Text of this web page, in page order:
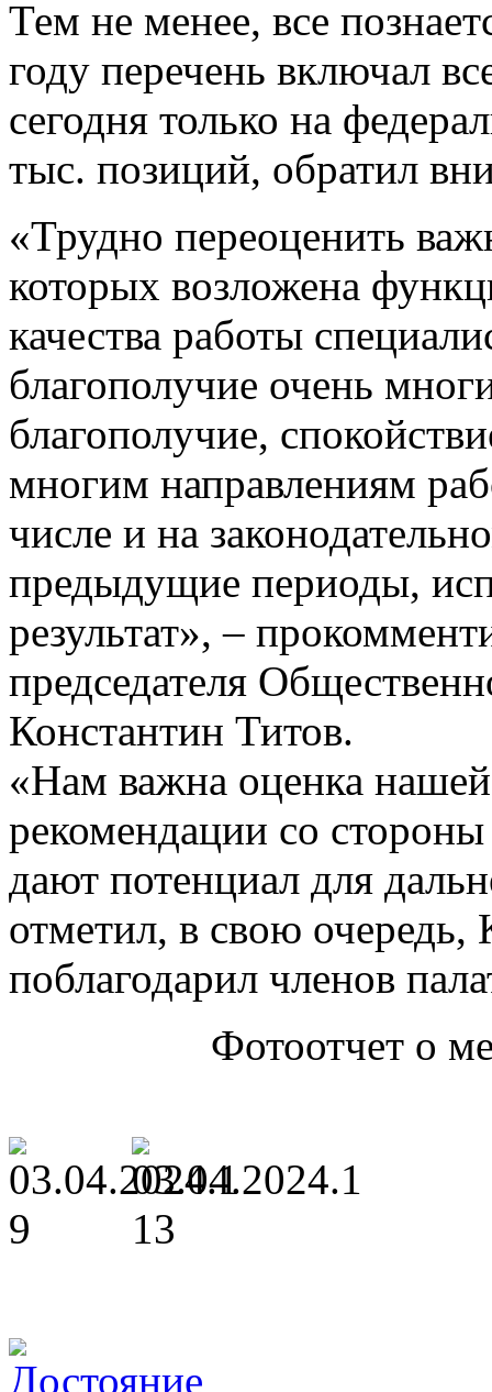
Тем не менее, все
году перечень включал
сегодня только на
тыс. позиций, обратил
«Трудно переоценить
которых возложена
качества работы
благополучие очень
благополучие,
многим направлениям
числе и на
предыдущие периоды,
результат», –
председателя
Константин Титов.
«Нам важна оценка
рекомендации со
дают потенциал для
отметил, в свою очередь,
поблагодарил членов
Фотоотчет о